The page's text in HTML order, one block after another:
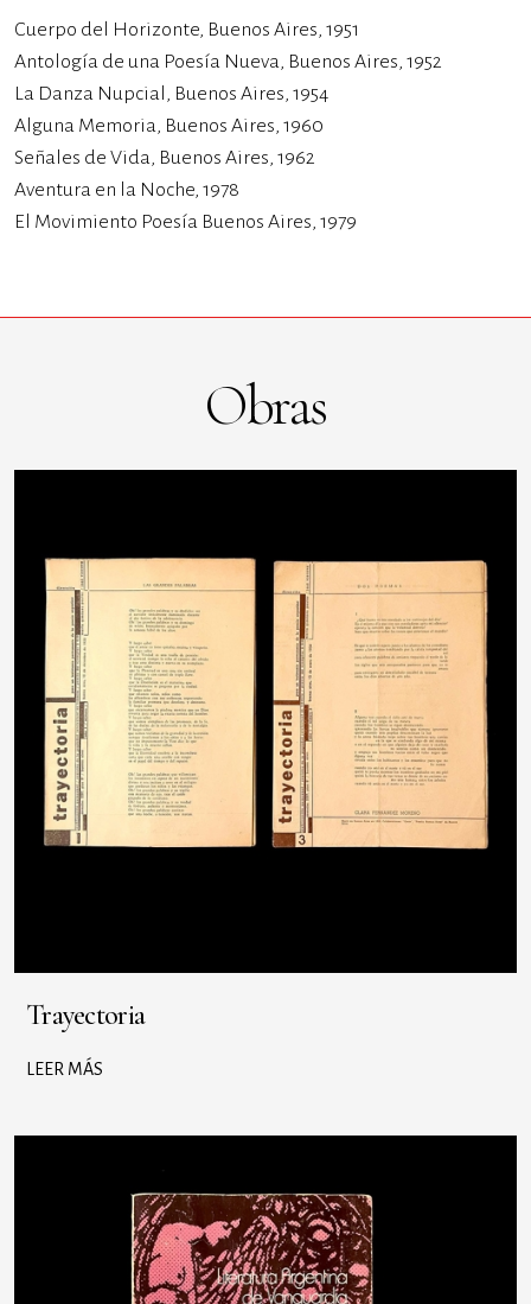
Cuerpo del Horizonte, Buenos Aires, 1951
Antología de una Poesía Nueva, Buenos Aires, 1952
La Danza Nupcial, Buenos Aires, 1954
Alguna Memoria, Buenos Aires, 1960
Señales de Vida, Buenos Aires, 1962
Aventura en la Noche, 1978
El Movimiento Poesía Buenos Aires, 1979
Obras
Trayectoria
LEER MÁS